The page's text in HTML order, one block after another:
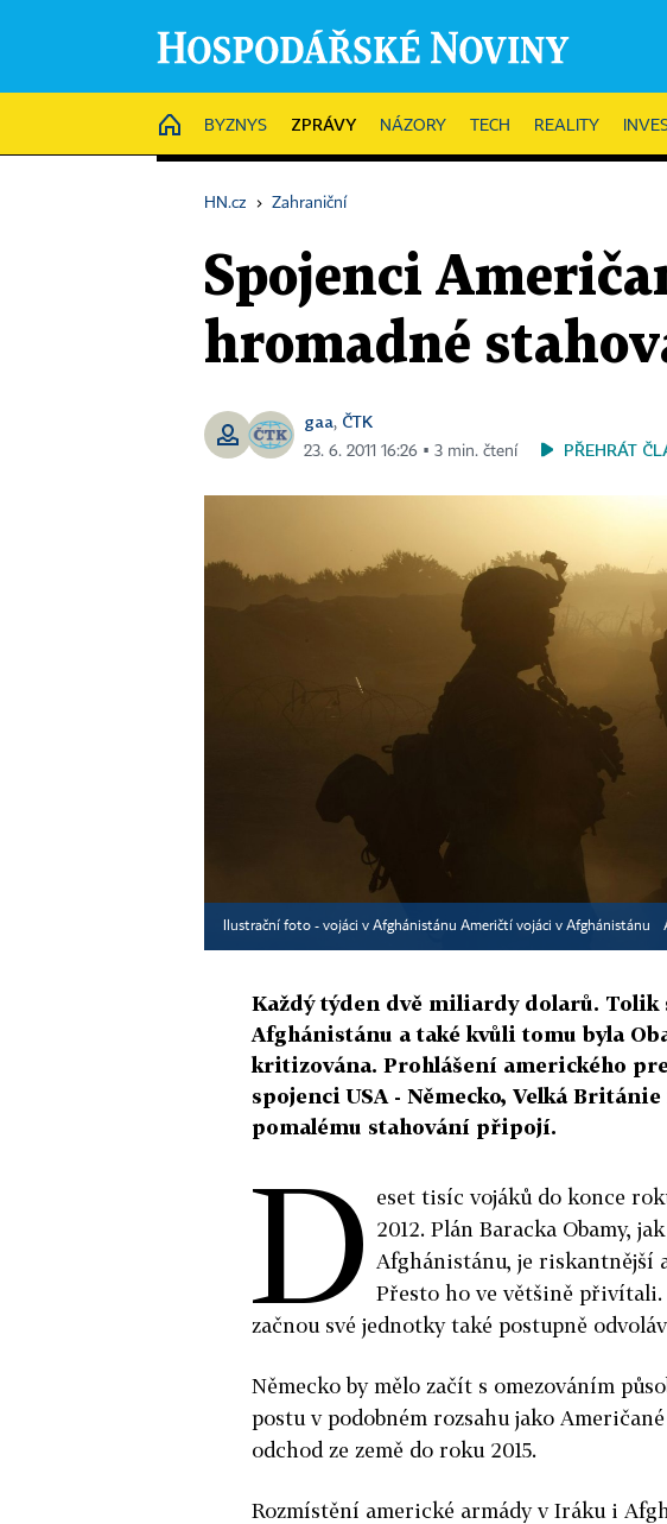
HOME
BYZNYS ZPRÁVY NÁZORY TECH REALITY
HN.cz › Zahraniční
Spojenci
hromadné
gaa, ČTK
23. 6. 2011 16:26 ▪ 3 min. čtení PŘEHRÁT
Ilustrační foto - vojáci v Afghánistánu Američtí vojáci v Afghánistánu
Každý týden dvě miliardy dolarů.
Afghánistánu a také kvůli tomu byla
kritizována. Prohlášení amerického
spojenci USA - Německo, Velká
pomalému stahování připojí.
D eset tisíc vojáků do konce
2012. Plán Baracka Obamy,
Afghánistánu, je riskantnější
Přesto ho ve většině
začnou své jednotky také postupně
Německo by mělo začít s omezováním
postu v podobném rozsahu jako
odchod ze země do roku 2015.
Rozmístění americké armády v Iráku i